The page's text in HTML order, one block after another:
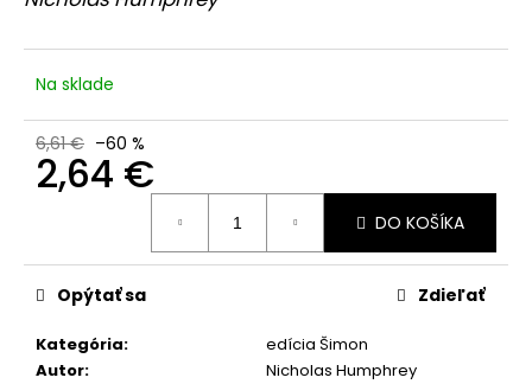
z
hviezdičiek.
Na sklade
6,61 € –60 %
2,64 €
DO KOŠÍKA
Kategória:
edícia Šimon
Autor: Nicholas Humphrey
Opýtať sa Zdieľať
m
e
PROBLÉM
VCÍTENIA
11,99
€